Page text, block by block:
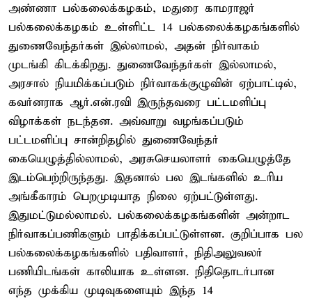
அண்ணா பல்கலைக்கழகம், மதுரை காமராஜர்
பல்கலைக்கழகம் உள்ளிட்ட 14 பல்கலைக்கழகங்களில்
துணைவேந்தர்கள் இல்லாமல், அதன் நிர்வாகம்
முடங்கி கிடக்கிறது. துணைவேந்தர்கள் இல்லாமல்,
அரசால் நியமிக்கப்படும் நிர்வாகக்குழுவின் ஏற்பாட்டில்,
கவர்னராக ஆர்.என்.ரவி இருந்தவரை பட்டமளிப்பு
விழாக்கள் நடந்தன. அவ்வாறு வழங்கப்படும்
பட்டமளிப்பு சான்றிதழில் துணைவேந்தர்
கையெழுத்தில்லாமல், அரசுசெயலாளர் கையெழுத்தே
இடம்பெற்றிருந்தது. இதனால் பல இடங்களில் உரிய
அங்கீகாரம் பெறமுடியாத நிலை ஏற்பட்டுள்ளது.
இதுமட்டுமல்லாமல். பல்கலைக்கழகங்களின் அன்றாட
நிர்வாகப்பணிகளும் பாதிக்கப்பட்டுள்ளன. குறிப்பாக பல
பல்கலைக்கழகங்களில் பதிவாளர், நிதிஅலுவலர்
பணியிடங்கள் காலியாக உள்ளன. நிதிதொடர்பான
எந்த முக்கிய முடிவுகளையும் இந்த 14